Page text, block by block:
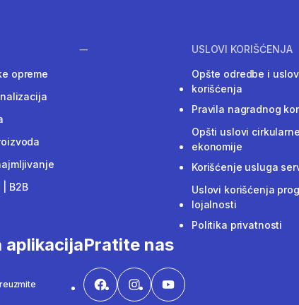
opreme
B2B
USLOVI KORIŠĆENJA
Opšte odredbe i
korišćenja
Pravila nagradnog
Opšti uslovi
ekonomije
Korišćenje usluga
Uslovi korišćenja
lojalnosti
Politika privatnosti
aplikacijaPratite nas